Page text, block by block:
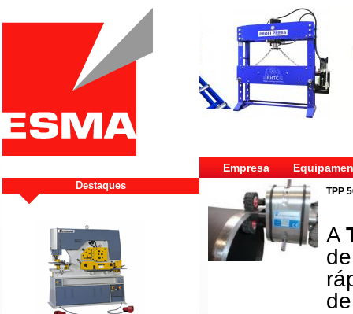
Destaques
Empresa
TPP
A